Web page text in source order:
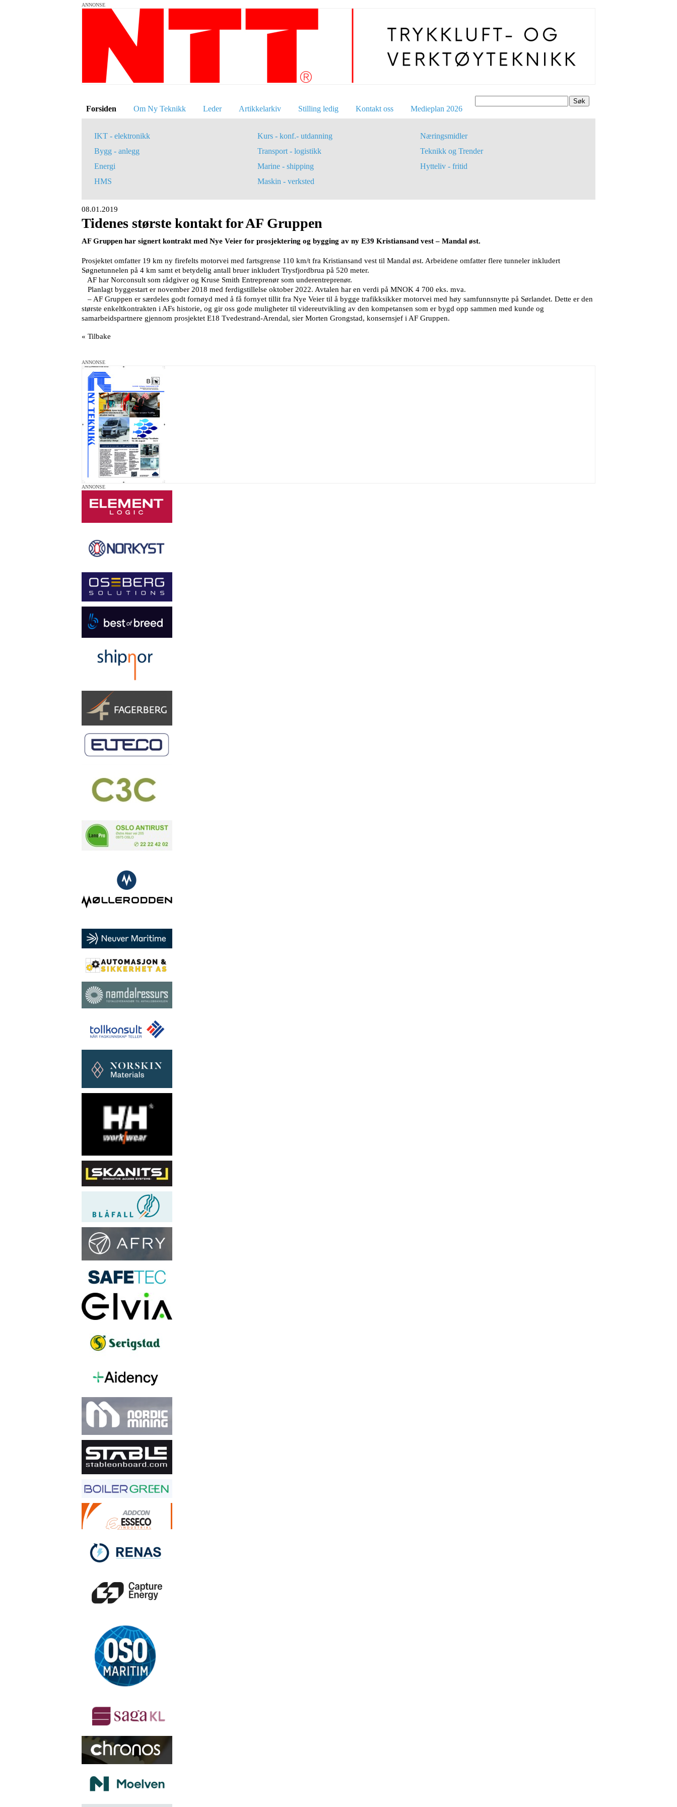
ANNONSE
Søk
Forsiden Om Ny Teknikk Leder Artikkelarkiv Stilling ledig Kontakt oss Medieplan 2026
IKT - elektronikk
Bygg - anlegg
Energi
HMS
Kurs - konf.- utdanning
Transport - logistikk
Marine - shipping
Maskin - verksted
Næringsmidler
Teknikk og Trender
Hytteliv - fritid
08.01.2019
Tidenes største kontakt for AF Gruppen
AF Gruppen har signert kontrakt med Nye Veier for prosjektering og bygging av ny E39 Kristiansand vest – Mandal øst.
Prosjektet omfatter 19 km ny firefelts motorvei med fartsgrense 110 km/t fra Kristiansand vest til Mandal øst. Arbeidene omfatter flere tunneler inkludert
Søgnetunnelen på 4 km samt et betydelig antall bruer inkludert Trysfjordbrua på 520 meter.
AF har Norconsult som rådgiver og Kruse Smith Entreprenør som underentreprenør.
Planlagt byggestart er november 2018 med ferdigstillelse oktober 2022. Avtalen har en verdi på MNOK 4 700 eks. mva.
– AF Gruppen er særdeles godt fornøyd med å få fornyet tillit fra Nye Veier til å bygge trafikksikker motorvei med høy samfunnsnytte på Sørlandet. Dette er den
største enkeltkontrakten i AFs historie, og gir oss gode muligheter til videreutvikling av den kompetansen som er bygd opp sammen med kunde og
samarbeidspartnere gjennom prosjektet E18 Tvedestrand-Arendal, sier Morten Grongstad, konsernsjef i AF Gruppen.
« Tilbake
ANNONSE
ANNONSE